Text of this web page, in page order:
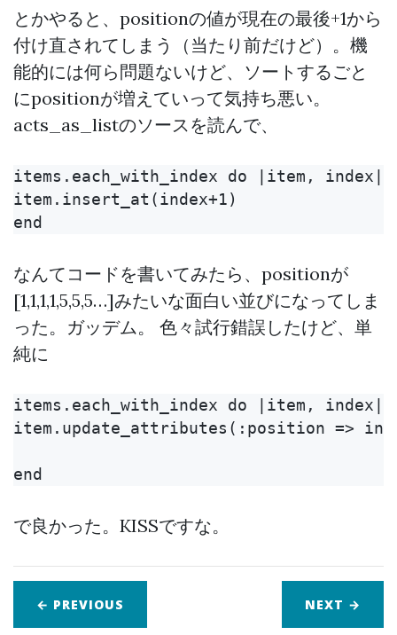
とかやると、positionの値が現在の最後+1から
付け直されてしまう（当たり前だけど）。機
能的には何ら問題ないけど、ソートするごと
にpositionが増えていって気持ち悪い。
acts_as_listのソースを読んで、
items.each_with_index do |item, index|
item.insert_at(index+1)
なんてコードを書いてみたら、positionが
[1,1,1,1,5,5,5…]みたいな面白い並びになってしま
った。ガッデム。 色々試行錯誤したけど、単
純に
items.each_with_index do |item, index|
item.update_attributes(:position =>
で良かった。KISSですな。
← PREVIOUS NEXT →